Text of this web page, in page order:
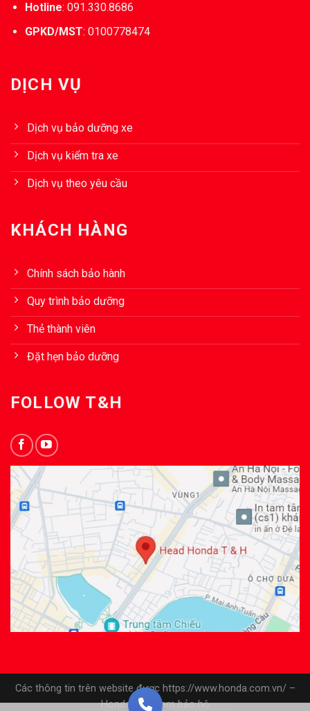
Hotline: 091.330.8686
GPKD/MST: 0100778474
DỊCH VỤ
Dịch vụ bảo dưỡng xe
Dịch vụ kiểm tra xe
Dịch vụ theo yêu cầu
KHÁCH HÀNG
Chính sách bảo hành
Quy trình bảo dưỡng
Thẻ thành viên
Đặt hẹn bảo dưỡng
FOLLOW T&H
Các thông tin trên website được https://www.honda.com.vn/ –
Honda Việt Nam bảo hộ